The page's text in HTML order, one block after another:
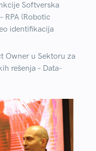
Softverska
RPA (Robotic
identifikacija
Owner u Sektoru za
rešenja – Data-